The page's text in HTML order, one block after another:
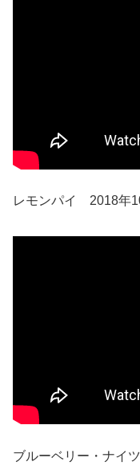
レモンパイ 2018年
ブルーベリー・ナイ